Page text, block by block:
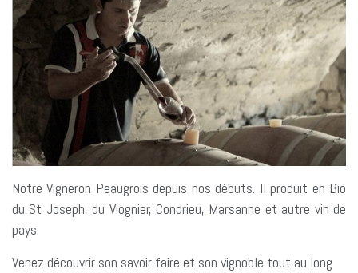
Notre Vigneron Peaugrois depuis nos débuts. Il produit en Bio
du St Joseph, du Viognier, Condrieu, Marsanne et autre vin de
pays.
Venez découvrir son savoir faire et son vignoble tout au long